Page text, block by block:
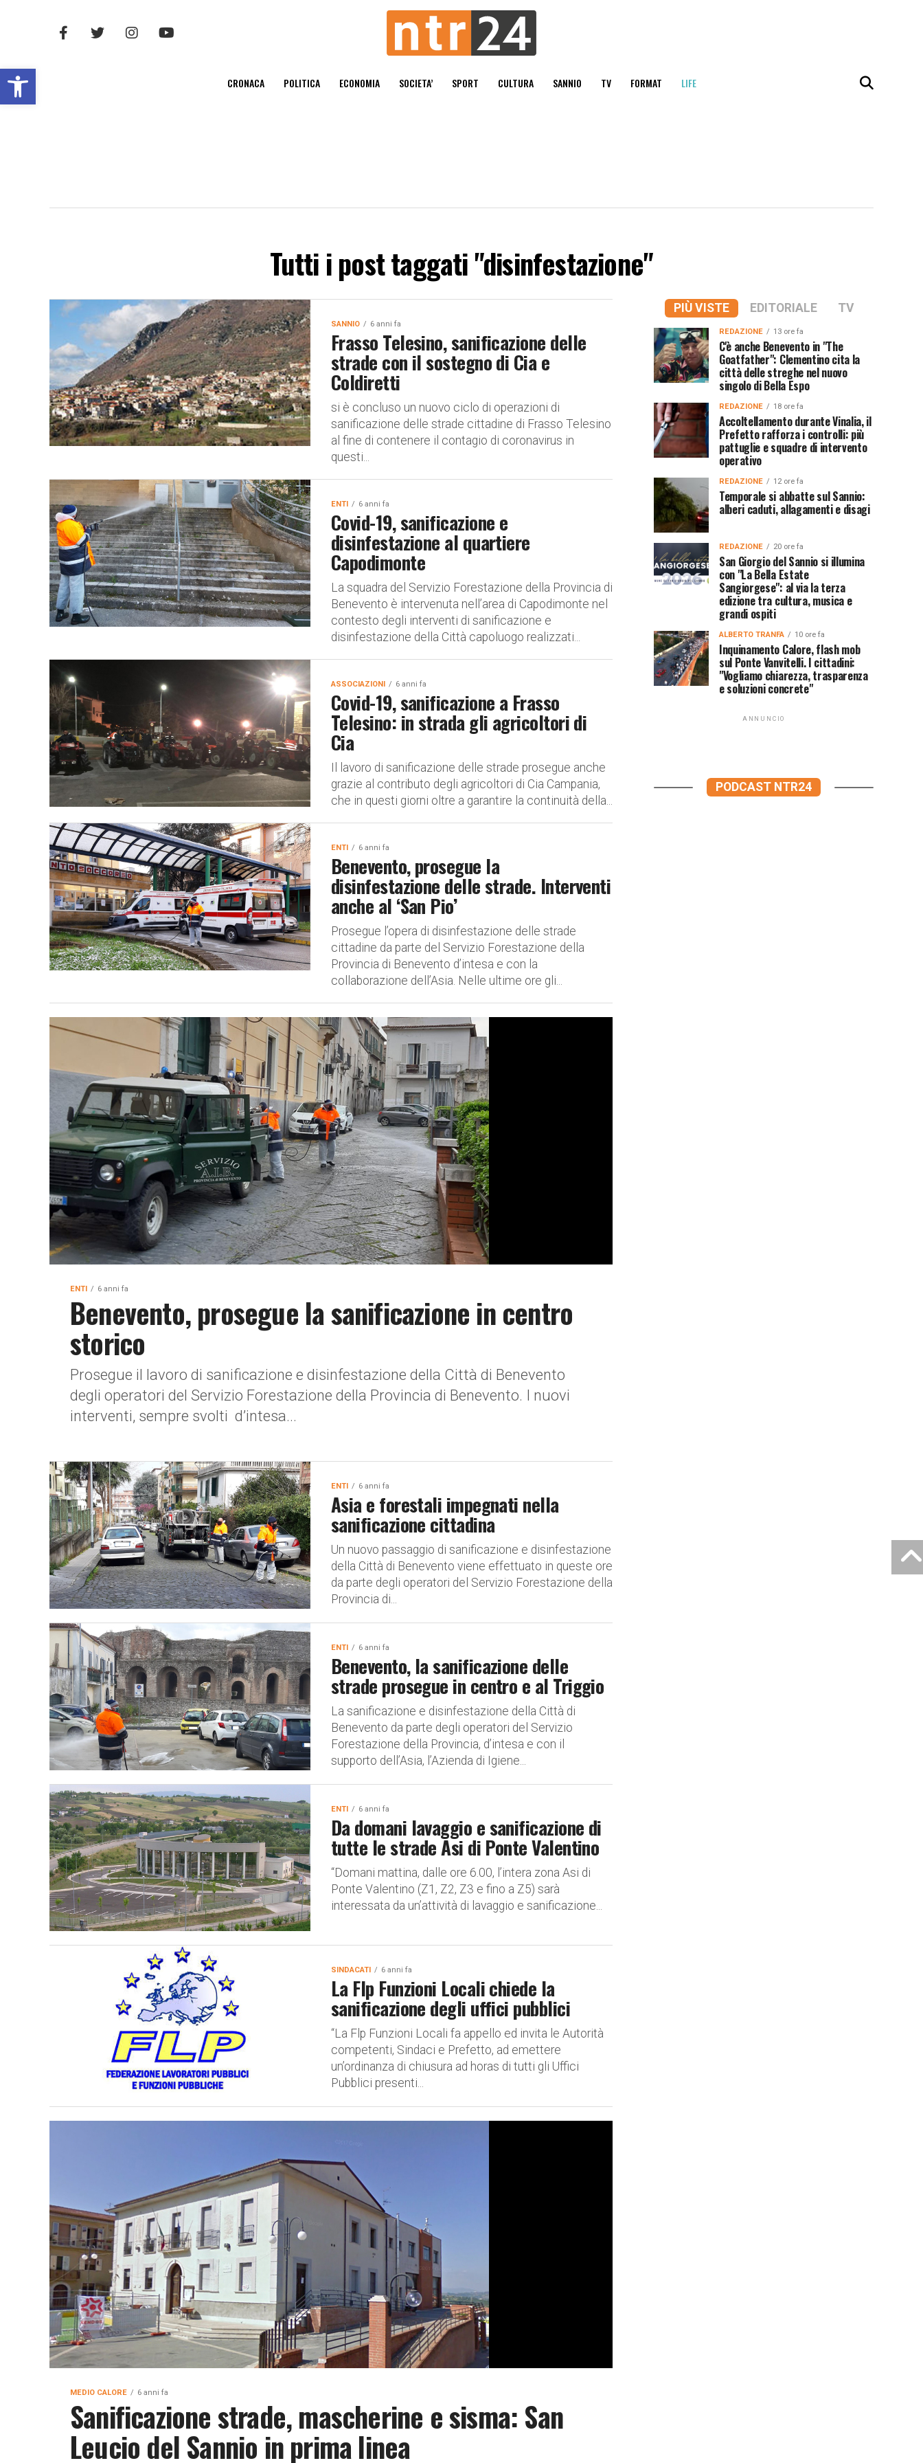
Open toolbar CRONACA POLITICA ECONOMIA SOCIETA’ SPORT CULTURA SANNIO TV FORMAT LIFE
Tutti i post taggati "disinfestazione"
SANNIO 6 anni fa
Frasso Telesino, sanificazione delle
strade con il sostegno di Cia e
Coldiretti
si è concluso un nuovo ciclo di operazioni di
sanificazione delle strade cittadine di Frasso Telesino
al fine di contenere il contagio di coronavirus in
questi...
ENTI 6 anni fa
Covid-19, sanificazione e
disinfestazione al quartiere
Capodimonte
La squadra del Servizio Forestazione della Provincia di
Benevento è intervenuta nell’area di Capodimonte nel
contesto degli interventi di sanificazione e
disinfestazione della Città capoluogo realizzati...
ASSOCIAZIONI 6 anni fa
Covid-19, sanificazione a Frasso
Telesino: in strada gli agricoltori di
Cia
Il lavoro di sanificazione delle strade prosegue anche
grazie al contributo degli agricoltori di Cia Campania,
che in questi giorni oltre a garantire la continuità della...
ENTI 6 anni fa
Benevento, prosegue la
disinfestazione delle strade. Interventi
anche al ‘San Pio’
Prosegue l’opera di disinfestazione delle strade
cittadine da parte del Servizio Forestazione della
Provincia di Benevento d’intesa e con la
collaborazione dell’Asia. Nelle ultime ore gli...
ENTI 6 anni fa
Benevento, prosegue la sanificazione in centro
storico
Prosegue il lavoro di sanificazione e disinfestazione della Città di Benevento
degli operatori del Servizio Forestazione della Provincia di Benevento. I nuovi
interventi, sempre svolti d’intesa...
ENTI 6 anni fa
Asia e forestali impegnati nella
sanificazione cittadina
Un nuovo passaggio di sanificazione e disinfestazione
della Città di Benevento viene effettuato in queste ore
da parte degli operatori del Servizio Forestazione della
Provincia di...
ENTI 6 anni fa
Benevento, la sanificazione delle
strade prosegue in centro e al Triggio
La sanificazione e disinfestazione della Città di
Benevento da parte degli operatori del Servizio
Forestazione della Provincia, d’intesa e con il
supporto dell’Asia, l’Azienda di Igiene...
ENTI 6 anni fa
Da domani lavaggio e sanificazione di
tutte le strade Asi di Ponte Valentino
“Domani mattina, dalle ore 6.00, l’intera zona Asi di
Ponte Valentino (Z1, Z2, Z3 e fino a Z5) sarà
interessata da un’attività di lavaggio e sanificazione...
SINDACATI 6 anni fa
La Flp Funzioni Locali chiede la
sanificazione degli uffici pubblici
“La Flp Funzioni Locali fa appello ed invita le Autorità
competenti, Sindaci e Prefetto, ad emettere
un’ordinanza di chiusura ad horas di tutti gli Uffici
Pubblici presenti...
MEDIO CALORE 6 anni fa
Sanificazione strade, mascherine e sisma: San
Leucio del Sannio in prima linea
PIÙ VISTE EDITORIALE TV
REDAZIONE 13 ore fa
C'è anche Benevento in "The
Goatfather": Clementino cita la
città delle streghe nel nuovo
singolo di Bella Espo
REDAZIONE 18 ore fa
Accoltellamento durante Vinalia, il
Prefetto rafforza i controlli: più
pattuglie e squadre di intervento
operativo
REDAZIONE 12 ore fa
Temporale si abbatte sul Sannio:
alberi caduti, allagamenti e disagi
REDAZIONE 20 ore fa
San Giorgio del Sannio si illumina
con "La Bella Estate
Sangiorgese": al via la terza
edizione tra cultura, musica e
grandi ospiti
ALBERTO TRANFA 10 ore fa
Inquinamento Calore, flash mob
sul Ponte Vanvitelli. I cittadini:
"Vogliamo chiarezza, trasparenza
e soluzioni concrete"
ANNUNCIO
PODCAST NTR24